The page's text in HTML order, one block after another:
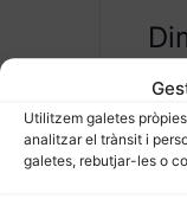
Utilitzem galetes
analitzar el trànsit i
galetes, rebutjar-les o